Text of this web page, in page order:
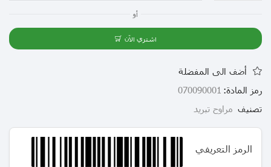
أو
اشتري الآن
أضف الى المفضلة
رمز المادة: 070090001
تصنيف مراوح تبريد
الرمز التعريفي